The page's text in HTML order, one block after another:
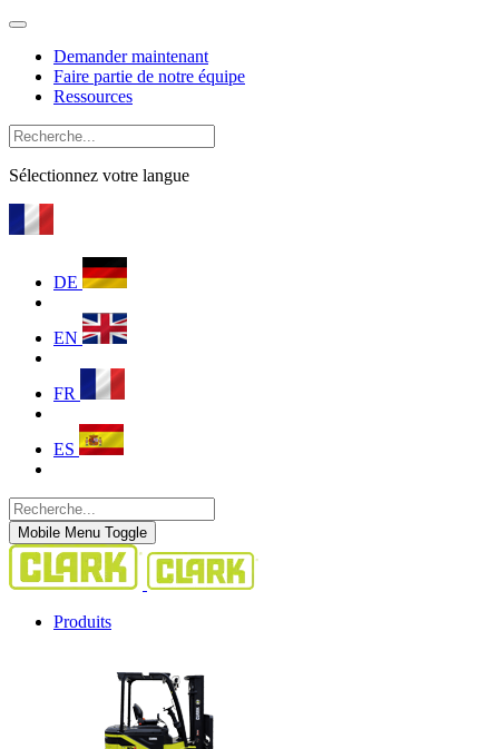
Demander maintenant
Faire partie de notre équipe
Ressources
Sélectionnez votre langue
DE
EN
FR
ES
Mobile Menu Toggle
Produits